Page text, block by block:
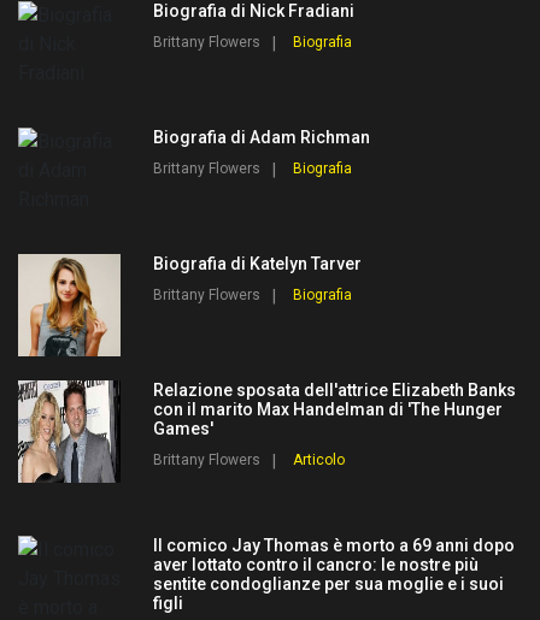
Biografia di Nick Fradiani
Brittany Flowers Biografia
Biografia di Adam Richman
Brittany Flowers Biografia
Biografia di Katelyn Tarver
Brittany Flowers Biografia
Relazione sposata dell'attrice Elizabeth Banks
con il marito Max Handelman di 'The Hunger
Games'
Brittany Flowers Articolo
Il comico Jay Thomas è morto a 69 anni dopo
aver lottato contro il cancro: le nostre più
sentite condoglianze per sua moglie e i suoi
figli